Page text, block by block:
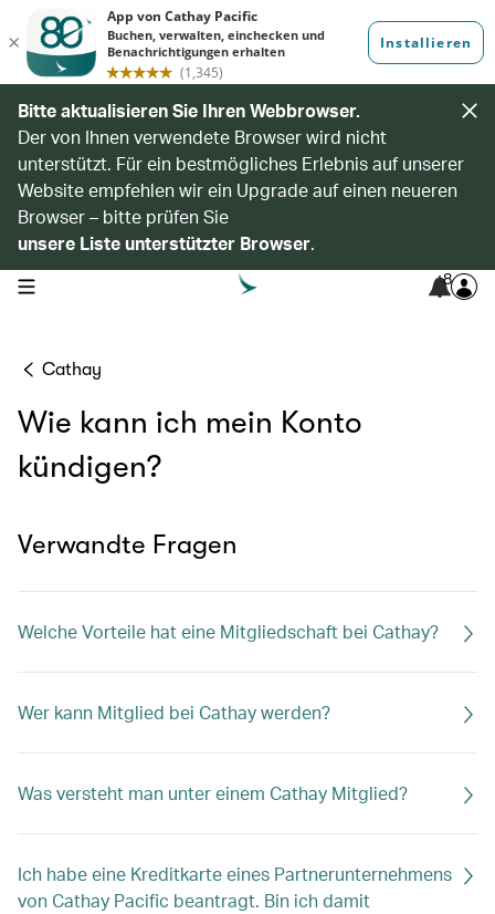
Bitte aktualisieren Sie Ihren Webbrowser.
Der von Ihnen verwendete Browser wird nicht
unterstützt. Für ein bestmögliches Erlebnis auf unserer
Website empfehlen wir ein Upgrade auf einen neueren
Browser – bitte prüfen Sie
unsere Liste unterstützter Browser.
open navigation menu 8
Cathay
Wie kann ich mein Konto
kündigen?
Verwandte Fragen
Welche Vorteile hat eine Mitgliedschaft bei Cathay?
Wer kann Mitglied bei Cathay werden?
Was versteht man unter einem Cathay Mitglied?
Ich habe eine Kreditkarte eines Partnerunternehmens
von Cathay Pacific beantragt. Bin ich damit